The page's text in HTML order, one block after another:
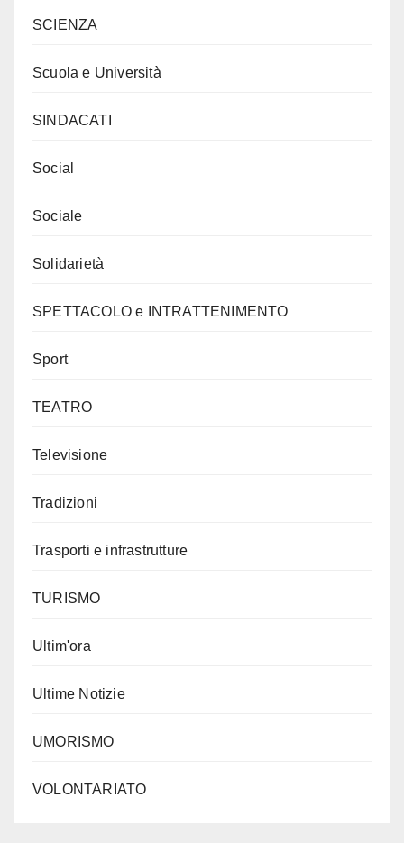
SCIENZA
Scuola e Università
SINDACATI
Social
Sociale
Solidarietà
SPETTACOLO e INTRATTENIMENTO
Sport
TEATRO
Televisione
Tradizioni
Trasporti e infrastrutture
TURISMO
Ultim'ora
Ultime Notizie
UMORISMO
VOLONTARIATO